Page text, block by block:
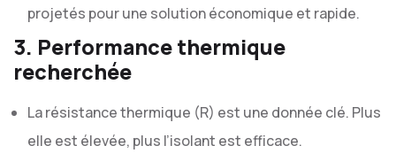
projetés pour une solution économique et rapide.
3. Performance thermique
recherchée
La résistance thermique (R) est une donnée clé. Plus
elle est élevée, plus l’isolant est efficace.